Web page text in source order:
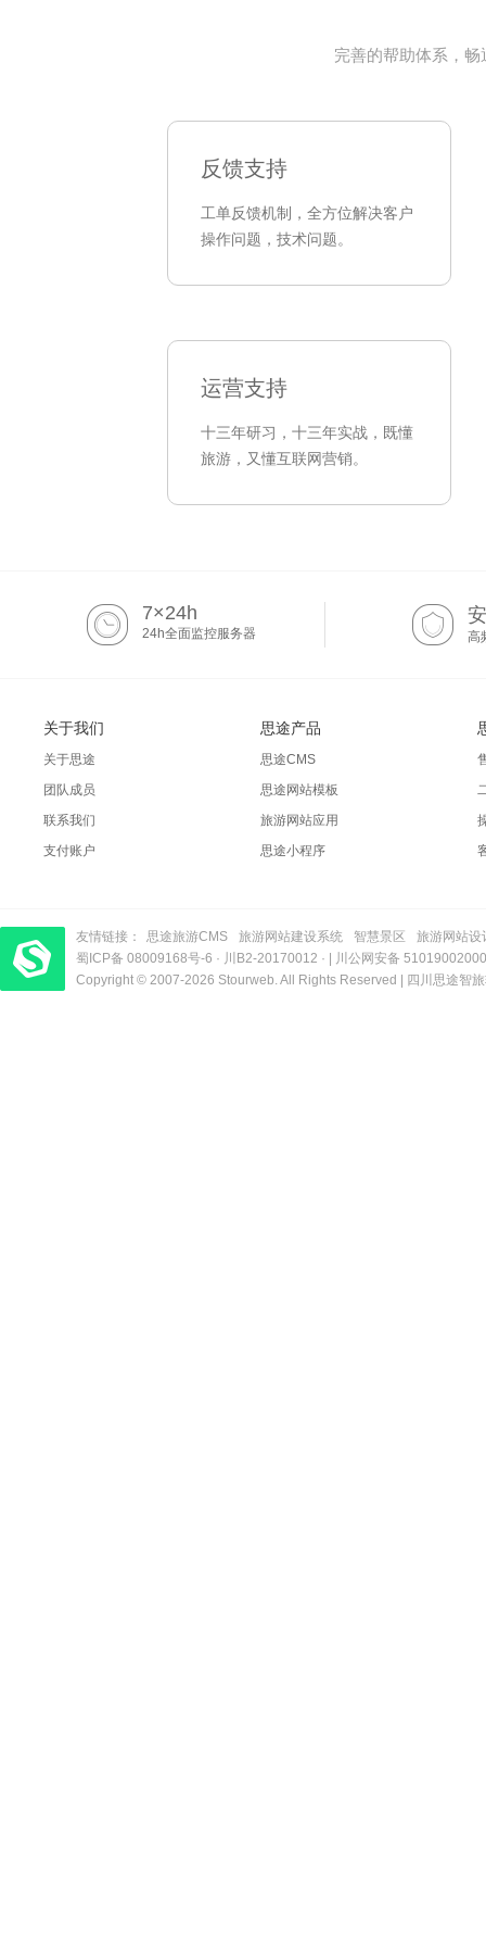
完善的帮助体系，
反馈支持
工单反馈机制，全方位解决客户
操作问题，技术问题。
运营支持
十三年研习，十三年实战，既懂
旅游，又懂互联网营销。
7×24h
24h全面监控服务器 高
关于我们
关于思途
团队成员
联系我们
支付账户
思途产品
思途CMS
思途网站模板
旅游网站应用
思途小程序
友情链接： 思途旅游CMS 旅游网站建设系统 智慧景区
旅游网站设
梦旅程酒店管理系统
​| 运营支持：创旅云营销​
蜀ICP备 08009168号-6 · 川B2-20170012 · |
川公网安备
Copyright © 2007-2026 Stourweb. All Rights Reserved | 四川思途智